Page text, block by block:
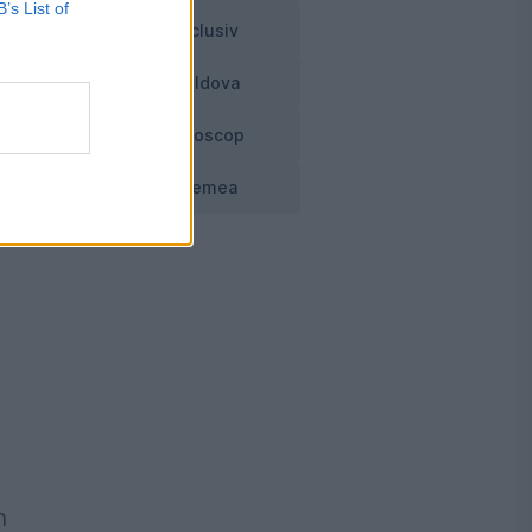
List of
Exclusiv
Moldova
Horoscop
Vremea